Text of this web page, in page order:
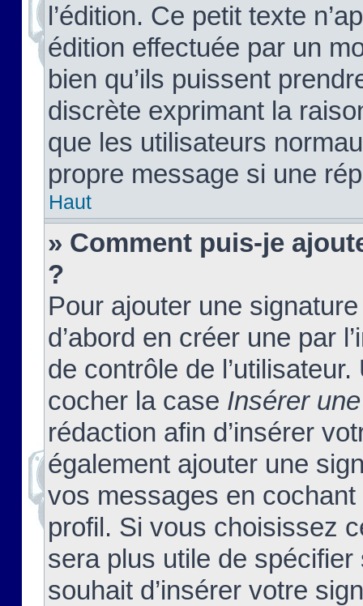
l’édition. Ce petit texte
édition effectuée par un
bien qu’ils puissent
discrète exprimant la
que les utilisateurs
propre message si une
Haut
» Comment puis-je
?
Pour ajouter une
d’abord en créer une par
de contrôle de
cocher la case Insérer
rédaction afin d’insérer
également ajouter une
vos messages en
profil. Si vous choisissez
sera plus utile de
souhait d’insérer votre